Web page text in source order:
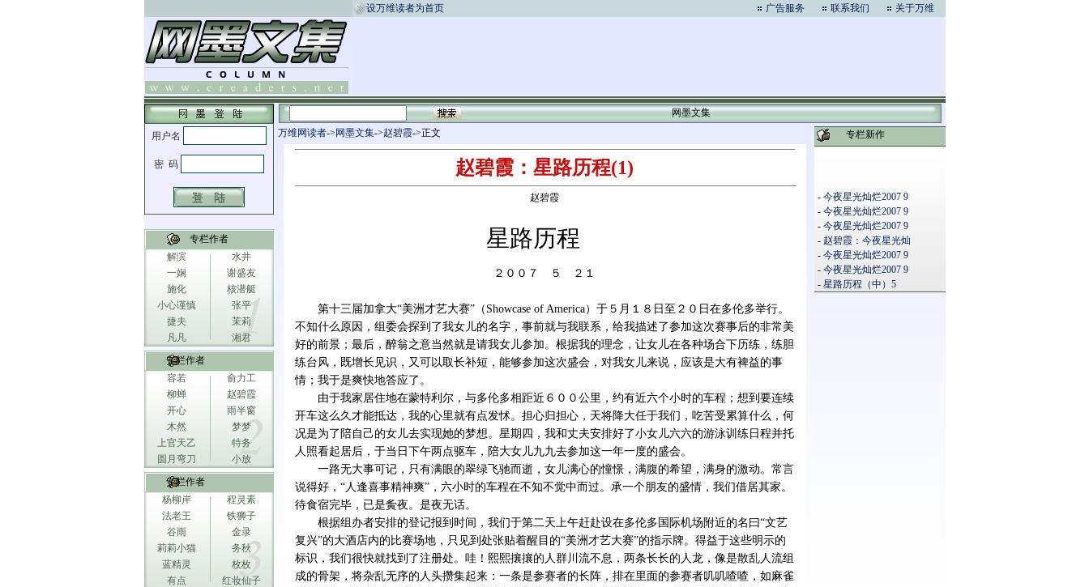
设万维读者为首页 广告服务 联系我们 关于万维
专栏作者
解滨
水井
一娴
谢盛友
施化
核潜艇
小心谨慎
张平
捷夫
茉莉
凡凡
湘君
专栏作者
容若
俞力工
柳蝉
赵碧霞
开心
雨半窗
木然
梦梦
上官天乙
特务
圆月弯刀
小放
专栏作者
杨柳岸
程灵素
法老王
铁狮子
谷雨
金录
莉莉小猫
务秋
蓝精灵
枚枚
有点
红妆仙子
网墨文集
万维网读者-> 网墨文集->赵碧霞->正文 专栏新作
- 今夜星光灿烂2007 9
- 今夜星光灿烂2007 9
- 今夜星光灿烂2007 9
- 赵碧霞：今夜星光灿
- 今夜星光灿烂2007 9
- 今夜星光灿烂2007 9
- 星路历程（中）5
赵碧霞：星路历程(1)
赵碧霞
星路历程
２００７ ５ ２１
第十三届加拿大“美洲才艺大赛”（ Showcase of America）于５月１８日至２０日在多伦多举行。
不知什么原因，组委会探到了我女儿的名字，事前就与我联系，给我描述了参加这次赛事后的非常美
好的前景；最后，醉翁之意当然就是请我女儿参加。根据我的理念，让女儿在各种场合下历练，练胆
练台风，既增长见识，又可以取长补短，能够参加这次盛会，对我女儿来说，应该是大有裨益的事
情；我于是爽快地答应了。
由于我家居住地在蒙特利尔，与多伦多相距近６００公里，约有近六个小时的车程；想到要连续
开车这么久才能抵达，我的心里就有点发怵。担心归担心，天将降大任于我们，吃苦受累算什么，何
况是为了陪自己的女儿去实现她的梦想。星期四，我和丈夫安排好了小女儿六六的游泳训练日程并托
人照看起居后，于当日下午两点驱车，陪大女儿九九去参加这一年一度的盛会。
一路无大事可记，只有满眼的翠绿飞驰而逝，女儿满心的憧憬，满腹的希望，满身的激动。常言
说得好，“人逢喜事精神爽”，六小时的车程在不知不觉中而过。承一个朋友的盛情，我们借居其家。
待食宿完毕，已是夤夜。是夜无话。
根据组办者安排的登记报到时间，我们于第二天上午赶赴设在多伦多国际机场附近的名曰“文艺
复兴”的大酒店内的比赛场地，只见到处张贴着醒目的“美洲才艺大赛”的指示牌。得益于这些明示的
标识，我们很快就找到了注册处。哇！熙熙攘攘的人群川流不息，两条长长的人龙，像是散乱人流组
成的骨架，将杂乱无序的人头攒集起来：一条是参赛者的长阵，排在里面的参赛者叽叽喳喳，如麻雀